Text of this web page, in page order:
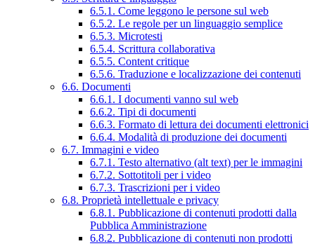
6.5.1. Come leggono le persone sul web
6.5.2. Le regole per un linguaggio semplice
6.5.3. Microtesti
6.5.4. Scrittura collaborativa
6.5.5. Content critique
6.5.6. Traduzione e localizzazione dei contenuti
6.6. Documenti
6.6.1. I documenti vanno sul web
6.6.2. Tipi di documenti
6.6.3. Formato di lettura dei documenti elettronici
6.6.4. Modalità di produzione dei documenti
6.7. Immagini e video
6.7.1. Testo alternativo (alt text) per le immagini
6.7.2. Sottotitoli per i video
6.7.3. Trascrizioni per i video
6.8. Proprietà intellettuale e privacy
6.8.1. Pubblicazione di contenuti prodotti dalla
Pubblica Amministrazione
6.8.2. Pubblicazione di contenuti non prodotti